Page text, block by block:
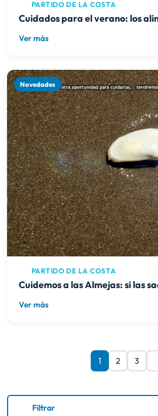
PARTIDO DE LA COSTA
Cuidados para el verano: los
Ver más
Novedades
PARTIDO DE LA COSTA
Cuidemos a las Almejas: si las
Ver más
1 2 3
Filtrar